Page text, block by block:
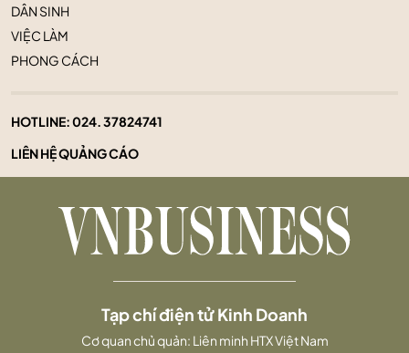
DÂN SINH
VIỆC LÀM
PHONG CÁCH
HOTLINE:024. 37824741
LIÊN HỆ QUẢNG CÁO
Tạp chí điện tử Kinh Doanh
Cơ quan chủ quản: Liên minh HTX Việt Nam